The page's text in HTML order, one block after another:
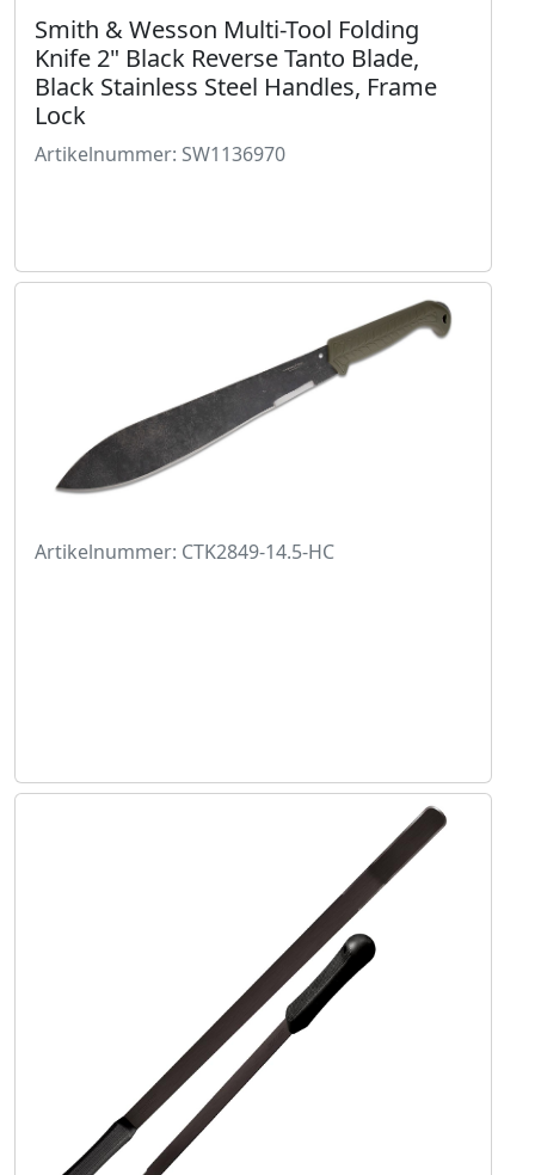
Smith & Wesson Multi-Tool Folding
Knife 2" Black Reverse Tanto Blade,
Black Stainless Steel Handles, Frame
Lock
Artikelnummer: SW1136970
Artikelnummer: CTK2849-14.5-HC